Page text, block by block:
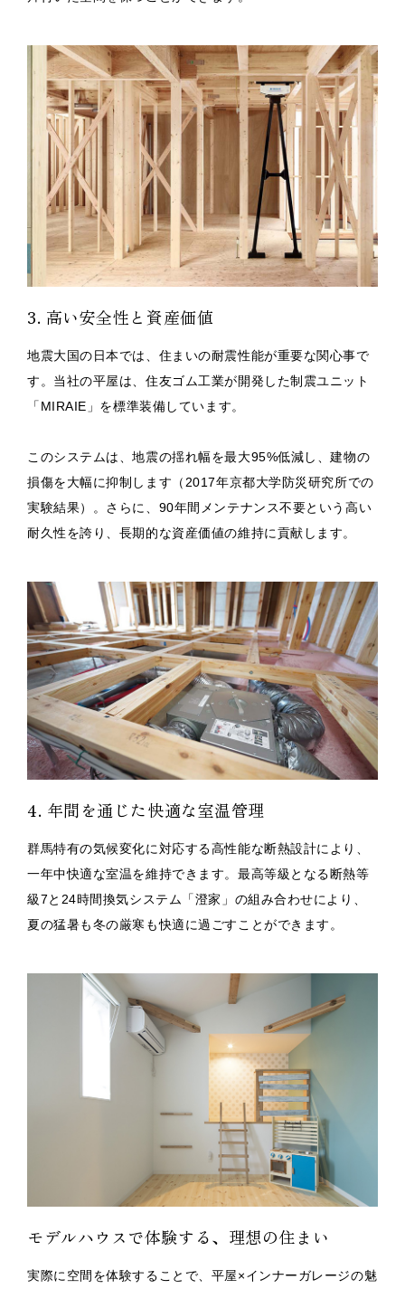
3. 高い安全性と資産価値
地震大国の日本では、住まいの耐震性能が重要な関心事で
す。当社の平屋は、住友ゴム工業が開発した制震ユニット
「MIRAIE」を標準装備しています。
このシステムは、地震の揺れ幅を最大95%低減し、建物の
損傷を大幅に抑制します（2017年京都大学防災研究所での
実験結果）。さらに、90年間メンテナンス不要という高い
耐久性を誇り、長期的な資産価値の維持に貢献します。
4. 年間を通じた快適な室温管理
群馬特有の気候変化に対応する高性能な断熱設計により、
一年中快適な室温を維持できます。最高等級となる断熱等
級7と24時間換気システム「澄家」の組み合わせにより、
夏の猛暑も冬の厳寒も快適に過ごすことができます。
モデルハウスで体験する、理想の住まい
実際に空間を体験することで、平屋×インナーガレージの魅